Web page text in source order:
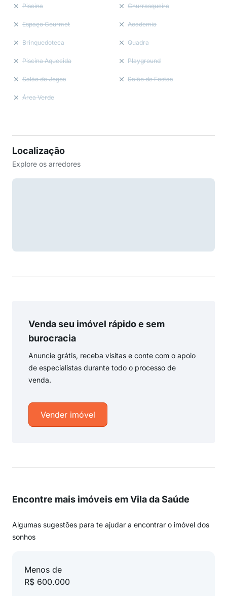
Piscina Churrasqueira
Espaço Gourmet Academia
Brinquedoteca Quadra
Piscina Aquecida Playground
Salão de Jogos Salão de Festas
Área Verde
Localização
Explore os arredores
Venda seu imóvel rápido e sem
burocracia
Anuncie grátis, receba visitas e conte com o apoio
de especialistas durante todo o processo de
venda.
Vender imóvel
Encontre mais imóveis em Vila da Saúde
Algumas sugestões para te ajudar a encontrar o imóvel dos
sonhos
Menos de
R$ 600.000